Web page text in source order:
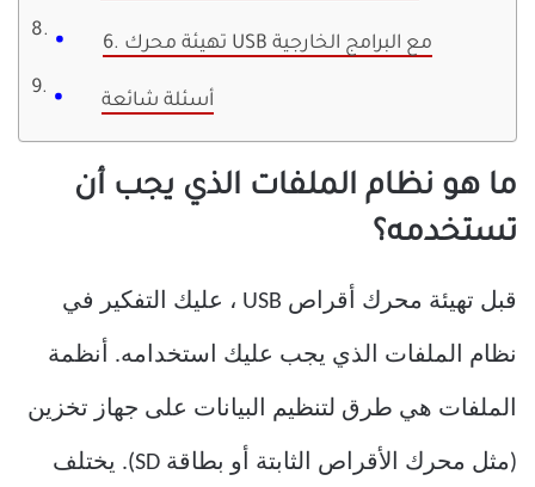
6. تهيئة محرك USB مع البرامج الخارجية
أسئلة شائعة
ما هو نظام الملفات الذي يجب أن
تستخدمه؟
قبل تهيئة محرك أقراص USB ، عليك التفكير في
نظام الملفات الذي يجب عليك استخدامه. أنظمة
الملفات هي طرق لتنظيم البيانات على جهاز تخزين
(مثل محرك الأقراص الثابتة أو بطاقة SD). يختلف